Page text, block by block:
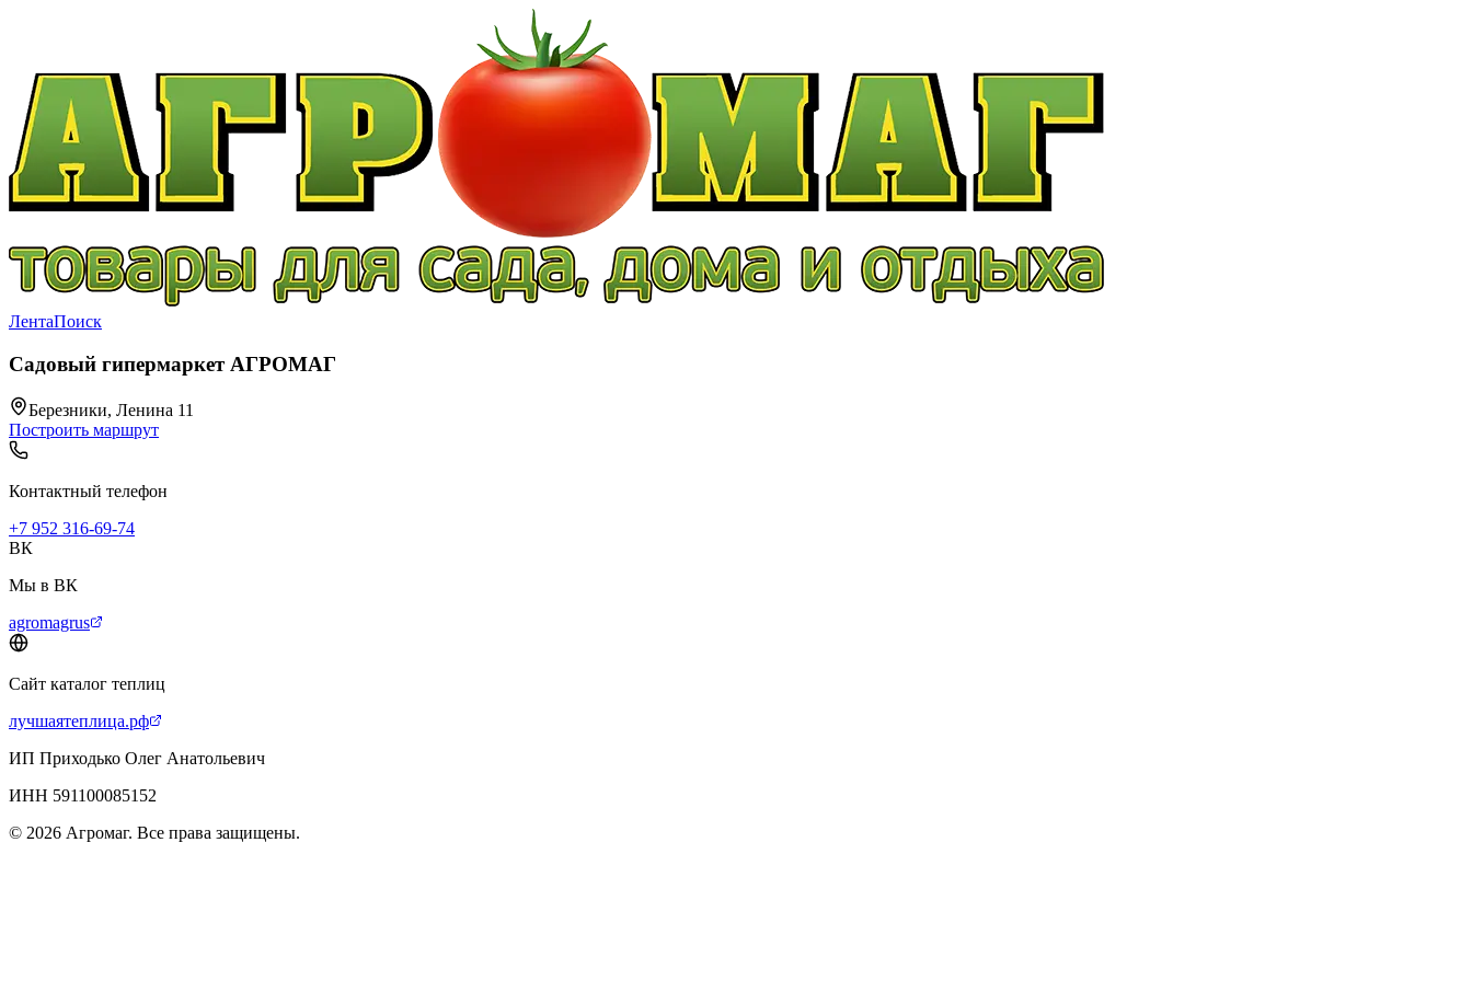
ЛентаПоиск
Садовый гипермаркет АГРОМАГ
Березники, Ленина 11
Построить маршрут
Контактный телефон
+7 952 316-69-74
ВК
Мы в ВК
agromagrus
Сайт каталог теплиц
лучшаятеплица.рф
ИП Приходько Олег Анатольевич
ИНН 591100085152
© 2026 Агромаг. Все права защищены.